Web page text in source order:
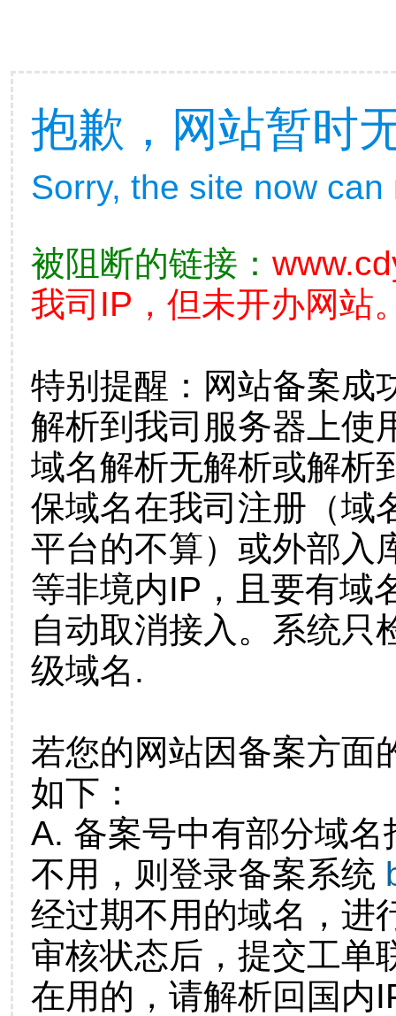
抱歉，网站暂时
Sorry, the site now
被阻断的链接：
我司IP，但未开办网站
特别提醒：网站备案成
解析到我司服务器上使
域名解析无解析或解析
保域名在我司注册（域
平台的不算）或外部入
等非境内IP，且要有域
自动取消接入。系统只
级域名.
若您的网站因备案方面
如下：
A. 备案号中有部分域
不用，则登录备案系统
经过期不用的域名，进
审核状态后，提交工单
在用的，请解析回国内